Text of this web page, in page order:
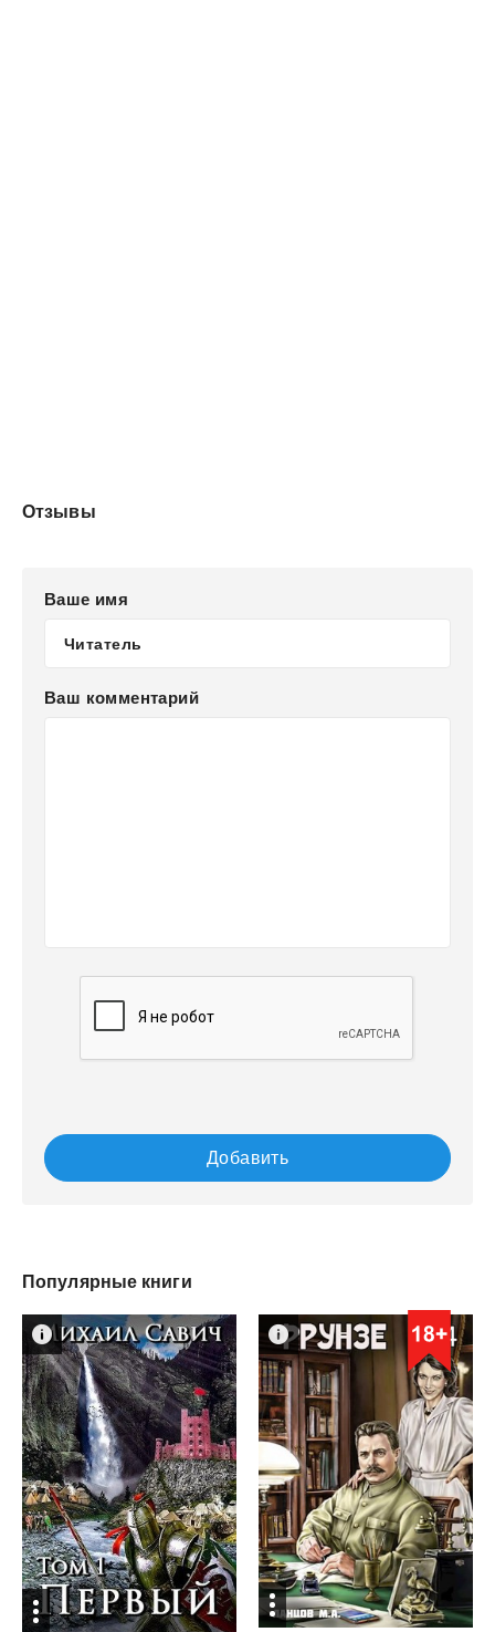
Отзывы
Ваше имя
Ваш комментарий
Добавить
Популярные книги